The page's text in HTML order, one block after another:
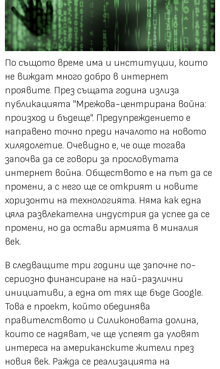
По същото време има и институции, които
не виждат много добро в интернет
проявите. През същата година излиза
публикацията "Мрежова-центрирана война:
произход и бъдеще". Предупреждението е
направено точно преди началото на новото
хилядолетие. Очевидно е, че още тогава
започва да се говори за прословутата
интернет война. Обществото е на път да се
промени, а с него ще се открият и новите
хоризонти на технологията. Няма как една
цяла развлекателна индустрия да успее да се
промени, но да остави армията в миналия
век.
В следващите три години ще започне по-
сериозно финансиране на най-различни
инициативи, а една от тях ще бъде Google.
Това е проект, който обединява
правителството и Силиконовата долина,
които се надяват, че ще успеят да уловят
интереса на американските жители през
новия век. Ражда се реализацията на